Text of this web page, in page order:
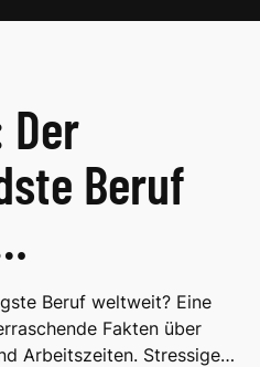
Beruf
Beruf weltweit? Eine
Fakten über
Arbeitszeiten. Stressige…